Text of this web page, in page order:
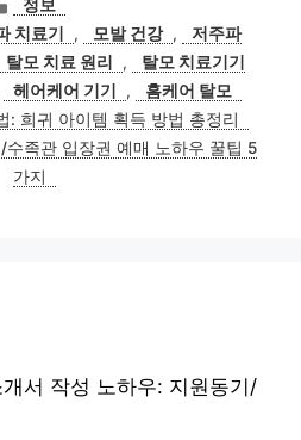
테
고
리
정보
치료기 , 모발 건강 ,
저주파
탈모 치료 원리 ,
탈모 치료기기
헤어케어 기기 ,
홈케어 탈모
: 희귀 아이템 획득 방법 총정리
수족관 입장권 예매 노하우 꿀팁 5
가지
서 작성 노하우: 지원동기/